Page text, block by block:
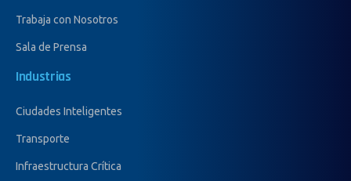
Trabaja con Nosotros
Sala de Prensa
Industrias
Ciudades Inteligentes
Transporte
Infraestructura Crítica